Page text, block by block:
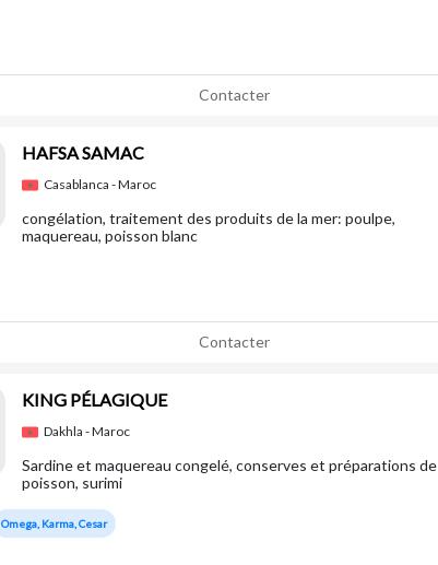
Contacter
HAFSA SAMAC
Casablanca - Maroc
congélation, traitement des produits de la mer: poulpe,
maquereau, poisson blanc
Contacter
KING PÉLAGIQUE
Dakhla - Maroc
Sardine et maquereau congelé, conserves et préparations de
poisson, surimi
Omega, Karma, Cesar